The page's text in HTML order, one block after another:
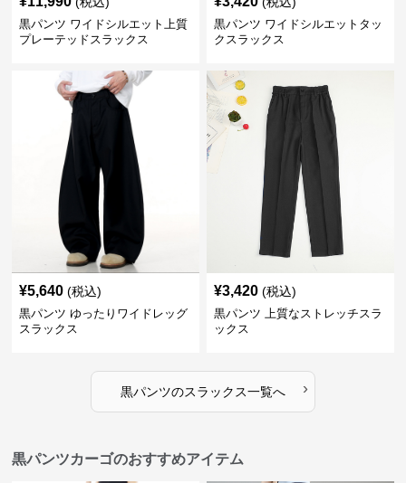
黒パンツ ワイドシルエット上質
プレーテッドスラックス
黒パンツ ワイドシルエットタッ
クスラックス
¥5,640 (税込)
黒パンツ ゆったりワイドレッグ
スラックス
¥3,420 (税込)
黒パンツ 上質なストレッチスラ
ックス
黒パンツのスラックス一覧へ ›
黒パンツカーゴのおすすめアイテム